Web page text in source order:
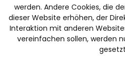
WIR AKZEPTIEREN FOLGENDE
werden. Andere Cookies, die
dieser Website erhöhen, der
Interaktion mit anderen
vereinfachen sollen, werden